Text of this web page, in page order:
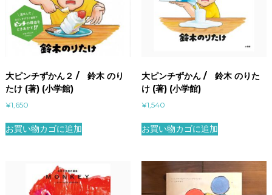
大ピンチずかん２ / 鈴木 のり
たけ (著) (小学館)
¥1,650
お買い物カゴに追加
大ピンチずかん / 鈴木 のりた
け (著) (小学館)
¥1,540
お買い物カゴに追加